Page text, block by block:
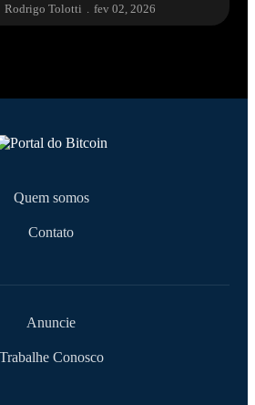
Rodrigo Tolotti fev 02, 2026
Quem somos
Contato
Anuncie
Trabalhe Conosco